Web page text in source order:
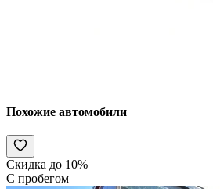
Похожие автомобили
Скидка до 10%
С пробегом